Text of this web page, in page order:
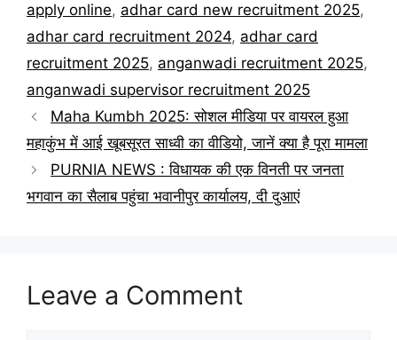
apply online, adhar card new recruitment 2025,
adhar card recruitment 2024, adhar card
recruitment 2025, anganwadi recruitment 2025,
anganwadi supervisor recruitment 2025
Maha Kumbh 2025: सोशल मीडिया पर वायरल हुआ
महाकुंभ में आई खूबसूरत साध्वी का वीडियो, जानें क्या है पूरा मामला
PURNIA NEWS : विधायक की एक विनती पर जनता
भगवान का सैलाब पहुंचा भवानीपुर कार्यालय, दी दुआएं
Leave a Comment